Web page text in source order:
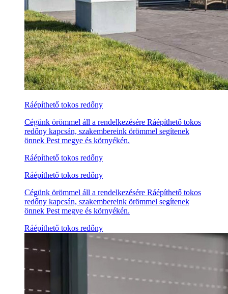
Ráépíthető tokos redőny
Cégünk örömmel áll a rendelkezésére Ráépíthető tokos
redőny kapcsán, szakembereink örömmel segítenek
önnek Pest megye és környékén.
Ráépíthető tokos redőny
Ráépíthető tokos redőny
Cégünk örömmel áll a rendelkezésére Ráépíthető tokos
redőny kapcsán, szakembereink örömmel segítenek
önnek Pest megye és környékén.
Ráépíthető tokos redőny